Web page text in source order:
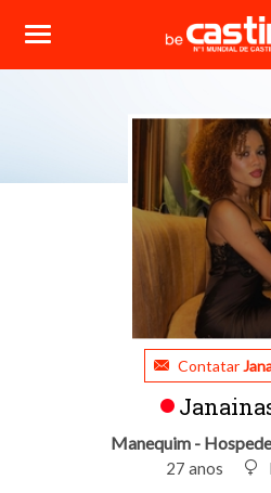
Contatar
Manequim -
27 anos